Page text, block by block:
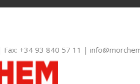
+34 93 840 57 11 |